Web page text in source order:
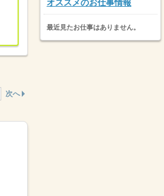
次へ
オススメのお仕事情報
最近見たお仕事はありません。